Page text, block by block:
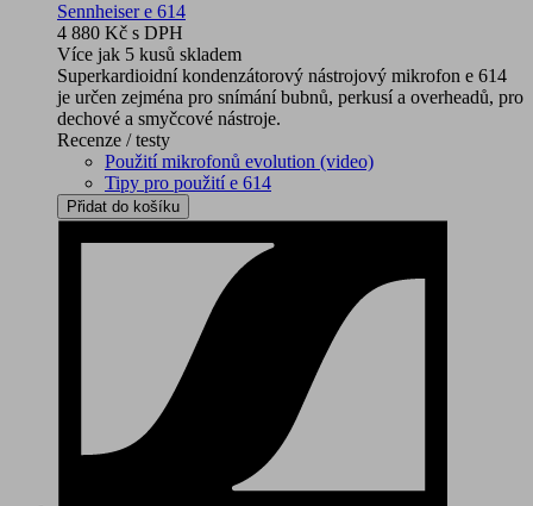
Sennheiser e 614
4 880 Kč s DPH
Více jak 5 kusů skladem
Superkardioidní kondenzátorový nástrojový mikrofon e 614
je určen zejména pro snímání bubnů, perkusí a overheadů, pro
dechové a smyčcové nástroje.
Recenze / testy
Použití mikrofonů evolution (video)
Tipy pro použití e 614
Přidat do košíku